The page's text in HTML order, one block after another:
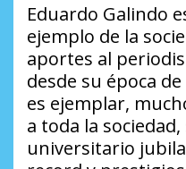
Eduardo Galindo
ejemplo de la
aportes al
desde su época
es ejemplar,
a toda la
universitario